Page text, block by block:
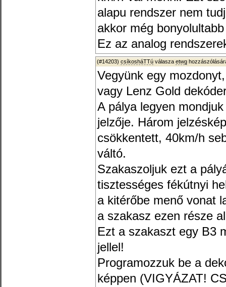
alapu rendszer nem
akkor még
Ez az analog
(#14203) csíkosháTTú válasza etwg
Vegyünk egy
vagy Lenz Gold
A pálya legyen
jelzője. Három
csökkentett, 40km/h
váltó.
Szakaszoljuk ezt a
tisztességes fékútnyi
a kitérőbe menő vonat
a szakasz ezen része
Ezt a szakaszt egy B3
jellel!
Programozzuk be a
képpen (VIGYÁZAT!